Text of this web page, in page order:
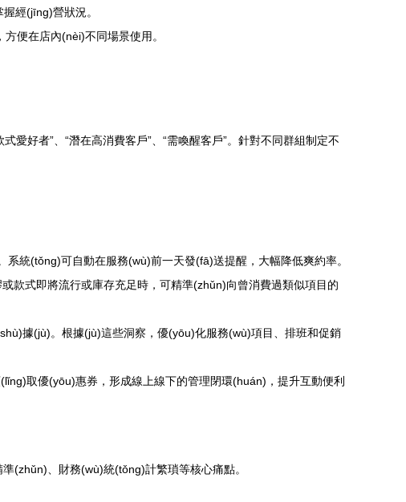
經(jīng)營狀況。
便在店內(nèi)不同場景使用。
愛好者”、“潛在高消費客戶”、“需喚醒客戶”。針對不同群組制定不
統(tǒng)可自動在服務(wù)前一天發(fā)送提醒，大幅降低爽約率。
款式即將流行或庫存充足時，可精準(zhǔn)向曾消費過類似項目的
據(jù)。根據(jù)這些洞察，優(yōu)化服務(wù)項目、排班和促銷
取優(yōu)惠券，形成線上線下的管理閉環(huán)，提升互動便利
(zhǔn)、財務(wù)統(tǒng)計繁瑣等核心痛點。